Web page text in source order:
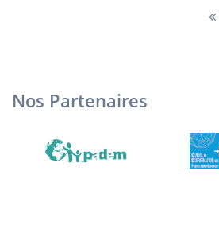
Nos Partenaires